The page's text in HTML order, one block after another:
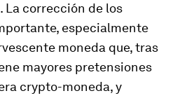
La corrección de los
especialmente
moneda que, tras
mayores pretensiones
crypto-moneda, y